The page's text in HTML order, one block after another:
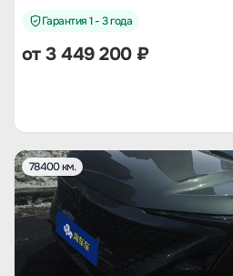
Гарантия 1 - 3 года
от3 449 200₽
78400 км.